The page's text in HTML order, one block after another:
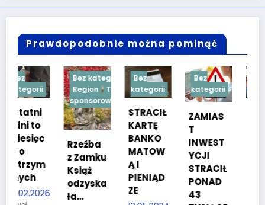
Prawdopodobnie można pominąć
Bez kategorii
Region
Treść
sponsorowana
Rzeźba
Książ
odzyska
ła…
Bez
kategorii
STRACIŁ
KARTĘ
BANKO
MATOW
Ą I
PIENIĄD
ZE
Bez
kategorii
ZAMIAS
T
INWEST
YCJI
PONAD
Bez
kategorii
TESTY
NOŚCIO
WE DLA
KANDYD
ATÓW